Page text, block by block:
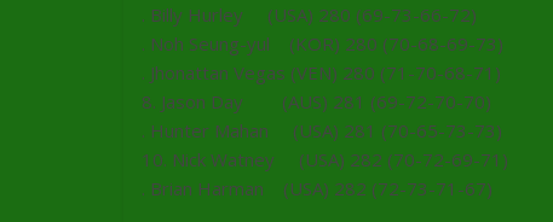
. Billy Hurley (USA) 280 (69-73-66-72)
. Noh Seung-yul (KOR) 280 (70-68-69-73)
. Jhonattan Vegas (VEN) 280 (71-70-68-71)
8. Jason Day (AUS) 281 (69-72-70-70)
. Hunter Mahan (USA) 281 (70-65-73-73)
10. Nick Watney (USA) 282 (70-72-69-71)
. Brian Harman (USA) 282 (72-73-71-67)